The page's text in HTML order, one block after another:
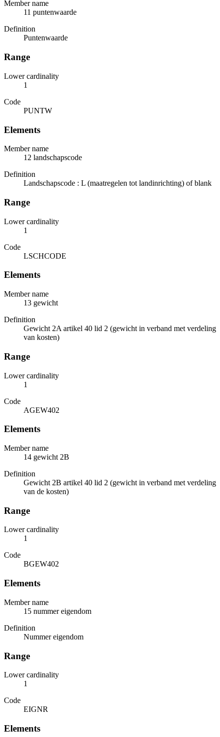
Member name
11 puntenwaarde
Definition
Puntenwaarde
Range
Lower cardinality
1
Code
PUNTW
Elements
Member name
12 landschapscode
Definition
Landschapscode : L (maatregelen tot landinrichting) of blank
Range
Lower cardinality
1
Code
LSCHCODE
Elements
Member name
13 gewicht
Definition
Gewicht 2A artikel 40 lid 2 (gewicht in verband met verdeling
van kosten)
Range
Lower cardinality
1
Code
AGEW402
Elements
Member name
14 gewicht 2B
Definition
Gewicht 2B artikel 40 lid 2 (gewicht in verband met verdeling
van de kosten)
Range
Lower cardinality
1
Code
BGEW402
Elements
Member name
15 nummer eigendom
Definition
Nummer eigendom
Range
Lower cardinality
1
Code
EIGNR
Elements